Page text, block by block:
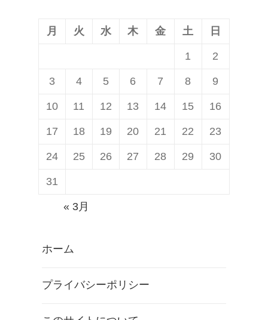
月 火 水 木 金 土 日
1 2
3 4 5 6 7 8 9
10 11 12 13 14 15 16
17 18 19 20 21 22 23
24 25 26 27 28 29 30
31
« 3月
ホーム
プライバシーポリシー